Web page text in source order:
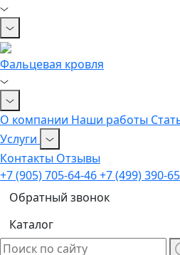
Фальцевая кровля
О компании Наши работы
Услуги
Контакты Отзывы
+7 (905) 705-64-46+7 (499) 390-
Обратный звонок
Каталог